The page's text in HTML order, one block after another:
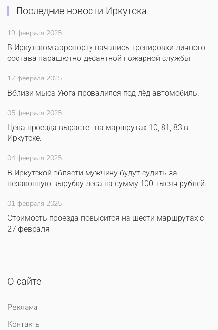
Последние новости Иркутска
19 февраля 2025
В Иркутском аэропорту начались тренировки личного
состава парашютно-десантной пожарной службы
17 февраля 2025
Вблизи мыса Уюга провалился под лёд автомобиль.
05 февраля 2025
Цена проезда вырастет на маршрутах 10, 81, 83 в
Иркутске.
04 февраля 2025
В Иркутской области мужчину будут судить за
незаконную вырубку леса на сумму 100 тысяч рублей.
01 февраля 2025
Стоимость проезда повысится на шести маршрутах с
27 февраля
О сайте
Реклама
Контакты